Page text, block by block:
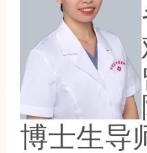
博士生导